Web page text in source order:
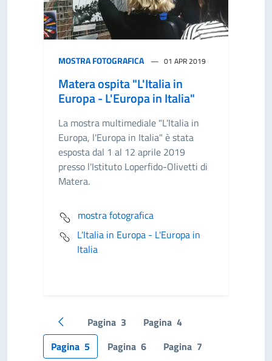
MOSTRA FOTOGRAFICA 01 APR 2019
Matera ospita "L'Italia in
Europa - L'Europa in Italia"
La mostra multimediale "L'Italia in
Europa, l'Europa in Italia" è stata
esposta dal 1 al 12 aprile 2019
presso l'Istituto Loperfido-Olivetti di
Matera.
mostra fotografica
L'Italia in Europa - L'Europa in
Italia
Pagina precedente
Pagina 3 Pagina 4
Pagina 5 Pagina 6 Pagina 7